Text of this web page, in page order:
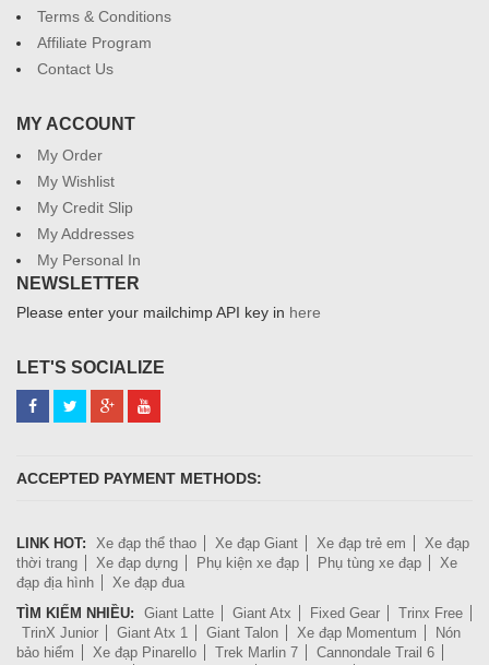
Terms & Conditions
Affiliate Program
Contact Us
MY ACCOUNT
My Order
My Wishlist
My Credit Slip
My Addresses
My Personal In
NEWSLETTER
Please enter your mailchimp API key in here
LET'S SOCIALIZE
ACCEPTED PAYMENT METHODS:
LINK HOT: Xe đạp thể thao Xe đạp Giant Xe đạp trẻ em
Xe đạp
thời trang
Xe đạp dựng Phụ kiện xe đạp Phụ tùng xe đạp
Xe
đạp địa hình
Xe đạp đua
TÌM KIẾM NHIỀU:
Giant Latte Giant Atx Fixed Gear
Trinx Free
TrinX Junior
Giant Atx 1 Giant Talon Xe đạp Momentum
Nón
bảo hiểm
Xe đạp Pinarello Trek Marlin 7
Cannondale Trail 6